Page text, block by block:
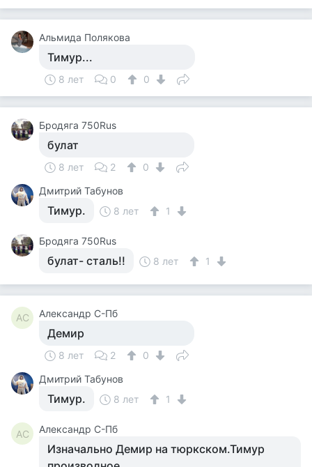
Альмида Полякова
Тимур...
8 лет 0 0
Бродяга 750Rus
булат
8 лет 2
0
Дмитрий Табунов
Тимур. 8 лет 1
Бродяга 750Rus
булат- сталь!! 8 лет 1
АС Александр С-Пб
Демир
8 лет 2
0
Дмитрий Табунов
Тимур. 8 лет 1
АС Александр С-Пб
Изначально Демир на тюркском.Тимур